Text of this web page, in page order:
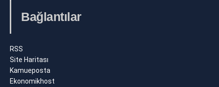
Bağlantılar
RSS
Site Haritası
Kamueposta
Ekonomikhost